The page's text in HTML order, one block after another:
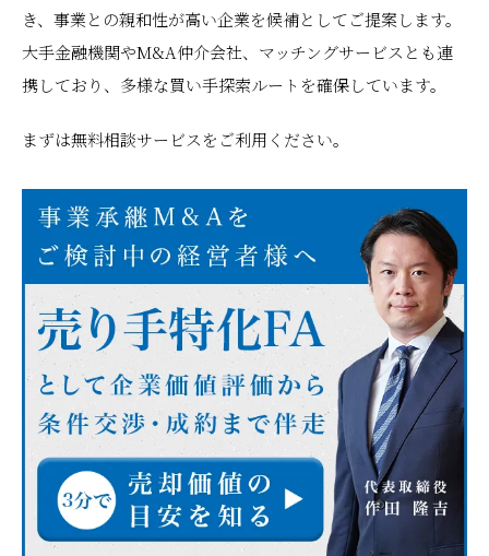
き、事業との親和性が高い企業を候補としてご提案します。
大手金融機関やM&A仲介会社、マッチングサービスとも連
携しており、多様な買い手探索ルートを確保しています。
まずは無料相談サービスをご利用ください。